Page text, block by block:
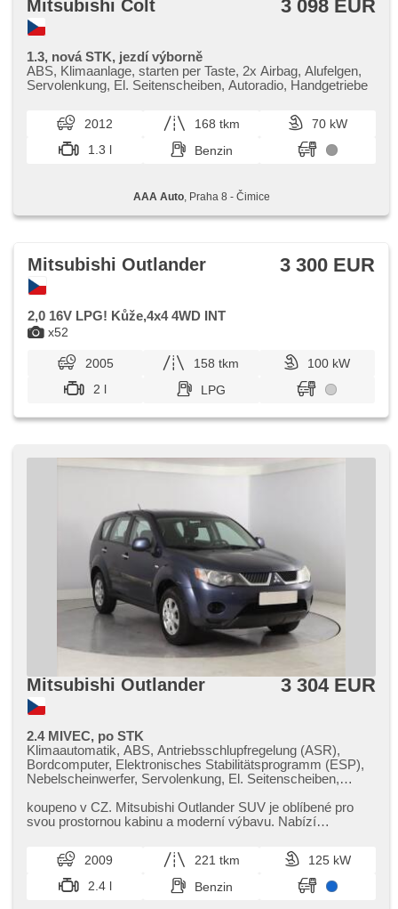
Mitsubishi Colt 3 098 EUR
1.3, nová STK, jezdí výborně
ABS, Klimaanlage, starten per Taste, 2x Airbag, Alufelgen,
Servolenkung, El. Seitenscheiben, Autoradio, Handgetriebe
2012 168 tkm
70 kW
1.3 l
Benzin
AAA Auto, Praha 8 - Čimice
x52
Mitsubishi Outlander 3 300 EUR
2,0 16V LPG! Kůže,4x4 4WD INT
2005 158 tkm
100 kW
2 l
LPG
Mitsubishi Outlander 3 304 EUR
2.4 MIVEC, po STK
Klimaautomatik, ABS, Antriebsschlupfregelung (ASR),
Bordcomputer, Elektronisches Stabilitätsprogramm (ESP),
Nebelscheinwerfer, Servolenkung, El. Seitenscheiben,
koupeno v CZ. Mitsubishi Outlander SUV je oblíbené pro
svou prostornou kabinu a moderní výbavu. Nabízí
2009 221 tkm
125 kW
2.4 l
Benzin